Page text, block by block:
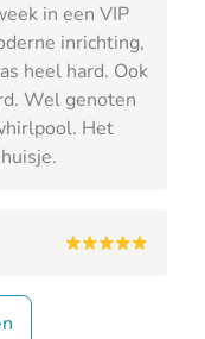
in een VIP
inrichting,
heel hard. Ook
Wel genoten
Het